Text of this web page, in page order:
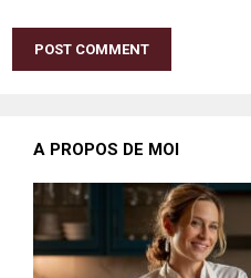
A PROPOS DE MOI